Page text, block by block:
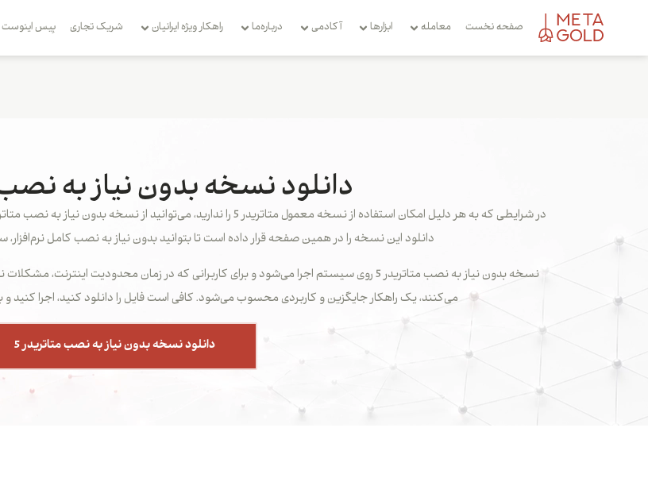
صفحه نخست معامله ابزارها آکادمی درباره‌ما راهکار ویژه ایرانیان شریک تجاری بِیس اینوست
دانلود نسخه بدون نیاز به نصب
دانلود این نسخه را در همین صفحه قرار داده است تا بتوانید بدون نیاز به نصب کامل
نسخه بدون نیاز به نصب متاتریدر 5 روی سیستم اجرا می‌شود و برای کاربرانی که در زمان محدودیت
می‌کنند، یک راهکار جایگزین و کاربردی محسوب می‌شود. کافی است فایل را دانلود کنید، اجرا کنید
دانلود نسخه بدون نیاز به نصب متاتریدر 5